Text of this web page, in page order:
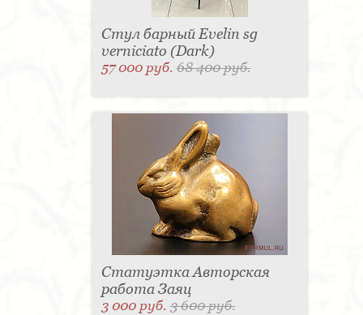
Стул барный Evelin sg
verniciato (Dark)
57 000 руб.68 400 руб.
Статуэтка Авторская
работа Заяц
3 000 руб.3 600 руб.